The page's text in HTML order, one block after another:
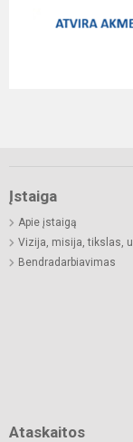
Įstaiga
Apie įstaigą
Vizija, misija, tikslas,
Bendradarbiavimas
Ataskaitos